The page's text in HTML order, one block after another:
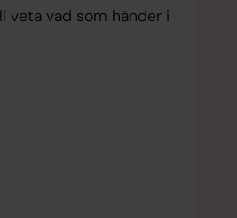
veta vad som händer i